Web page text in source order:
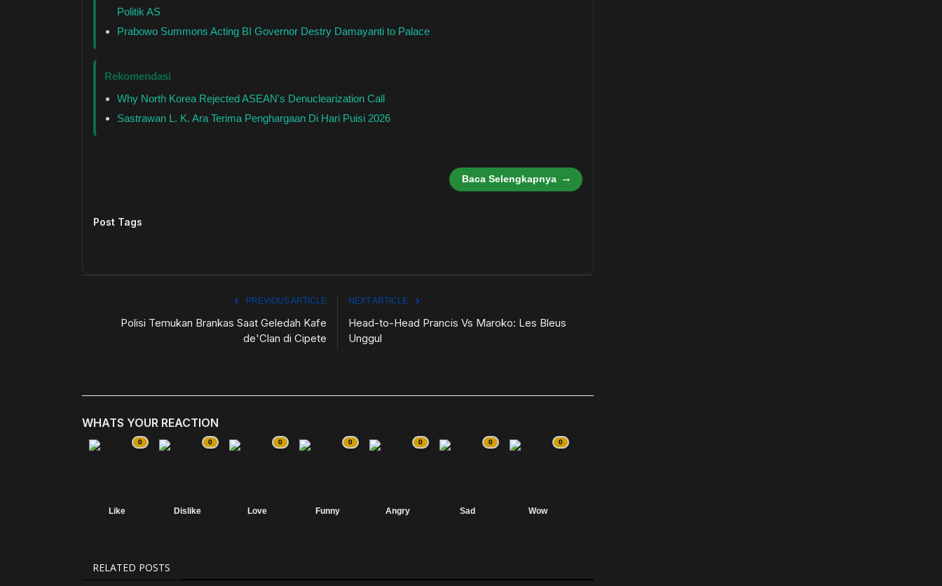
Politik AS
Prabowo Summons Acting BI Governor Destry Damayanti to Palace
Rekomendasi
Why North Korea Rejected ASEAN's Denuclearization Call
Sastrawan L. K. Ara Terima Penghargaan Di Hari Puisi 2026
Baca Selengkapnya
Post Tags
PREVIOUS ARTICLE
Polisi Temukan Brankas Saat Geledah Kafe
de'Clan di Cipete
NEXT ARTICLE
Head-to-Head Prancis Vs Maroko: Les Bleus
Unggul
WHATS YOUR REACTION
0
Like
0
Dislike
0
Love
0
Funny
0
Angry
0
Sad
0
Wow
RELATED POSTS